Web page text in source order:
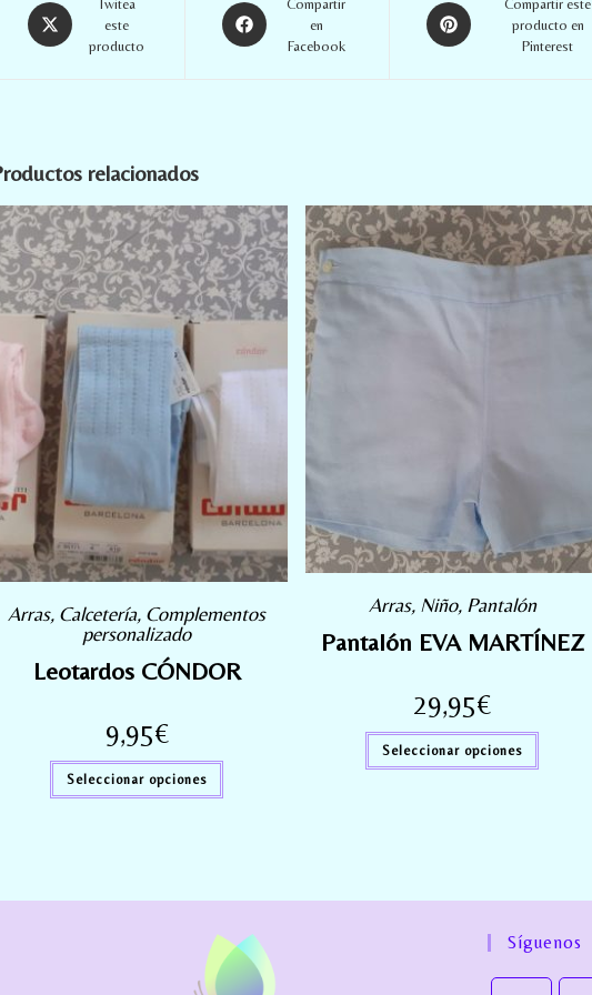
Twitea
este
producto
Compartir
en
Facebook
Compartir este
producto en
Pinterest
relacionados
Arras, Calcetería, Complementos
personalizado
Leotardos CÓNDOR
9,95€
Seleccionar opciones
Arras, Niño, Pantalón
Pantalón EVA MARTÍNEZ
29,95€
Seleccionar opciones
Síguenos